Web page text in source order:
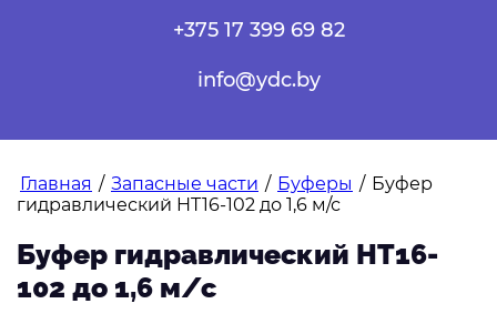
+375 17 399 69 82
info@ydc.by
Главная / Запасные части / Буферы / Буфер
гидравлический HT16-102 до 1,6 м/с
Буфер гидравлический HT16-
102 до 1,6 м/с